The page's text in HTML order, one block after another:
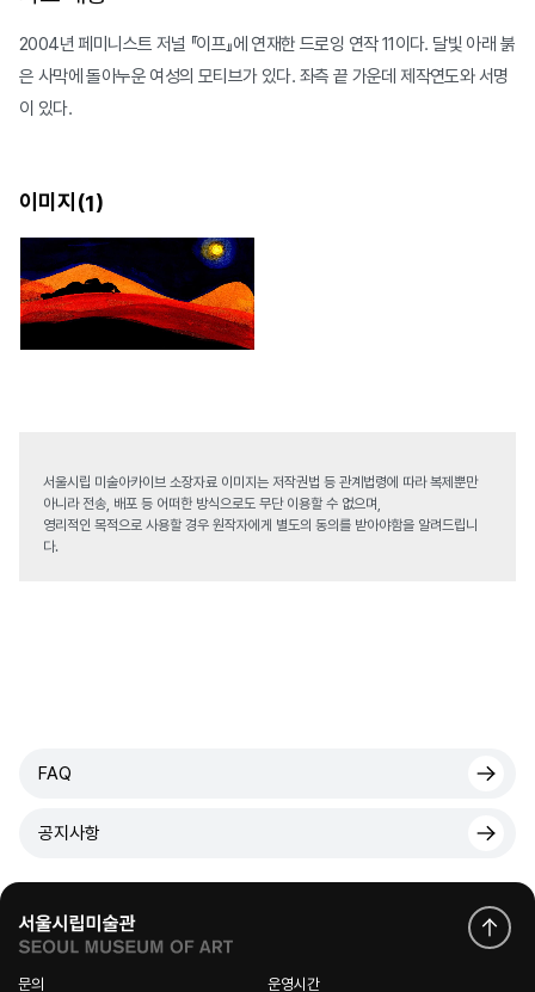
2004년 페미니스트 저널 『이프』에 연재한 드로잉 연작 11이다. 달빛 아래 붉
은 사막에 돌아누운 여성의 모티브가 있다. 좌측 끝 가운데 제작연도와 서명
이 있다.
이미지(1)
서울시립 미술아카이브 소장자료 이미지는 저작권법 등 관계법령에 따라 복제뿐만
아니라 전송, 배포 등 어떠한 방식으로도 무단 이용할 수 없으며,
영리적인 목적으로 사용할 경우 원작자에게 별도의 동의를 받아야함을 알려드립니
다.
FAQ
공지사항
문의 운영시간